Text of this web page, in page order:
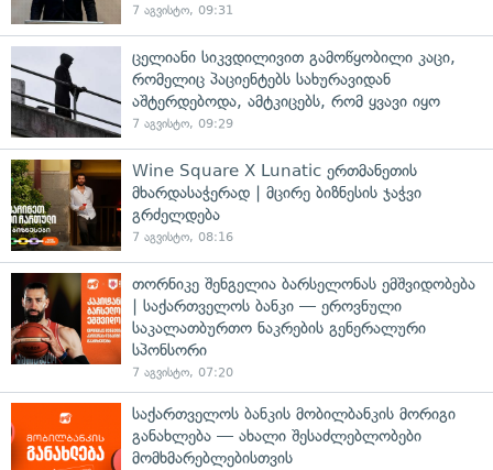
7 აგვისტო, 09:31
ცელიანი სიკვდილივით გამოწყობილი კაცი,
რომელიც პაციენტებს სახურავიდან
აშტერდებოდა, ამტკიცებს, რომ ყვავი იყო
7 აგვისტო, 09:29
Wine Square X Lunatic ერთმანეთის
მხარდასაჭერად | მცირე ბიზნესის ჯაჭვი
გრძელდება
7 აგვისტო, 08:16
თორნიკე შენგელია ბარსელონას ემშვიდობება
| საქართველოს ბანკი — ეროვნული
საკალათბურთო ნაკრების გენერალური
სპონსორი
7 აგვისტო, 07:20
საქართველოს ბანკის მობილბანკის მორიგი
განახლება — ახალი შესაძლებლობები
მომხმარებლებისთვის